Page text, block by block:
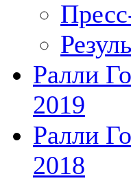
Ралли
2019
Ралли
2018